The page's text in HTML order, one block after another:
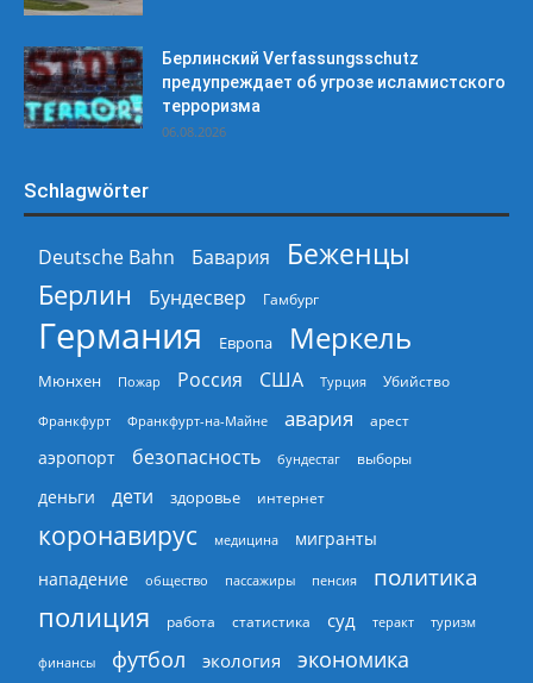
Берлинский Verfassungsschutz
предупреждает об угрозе исламистского
терроризма
06.08.2026
Schlagwörter
Deutsche Bahn Бавария
Беженцы
Берлин
Бундесвер Гамбург
Германия Европа Меркель
Мюнхен Пожар Россия США Турция Убийство
Франкфурт Франкфурт-на-Майне авария арест
аэропорт безопасность бундестаг выборы
деньги дети здоровье интернет
коронавирус медицина
мигранты
нападение
общество пассажиры пенсия политика
полиция работа статистика суд теракт туризм
финансы футбол экология экономика